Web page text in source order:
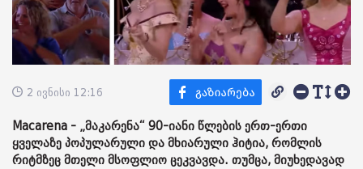
2 ივნისი 12:16
Macarena - „მაკარენა“ 90-იანი წლების ერთ-ერთი
ყველაზე პოპულარული და მხიარული ჰიტია, რომლის
რიტმზეც მთელი მსოფლიო ცეკვავდა. თუმცა, მიუხედავად